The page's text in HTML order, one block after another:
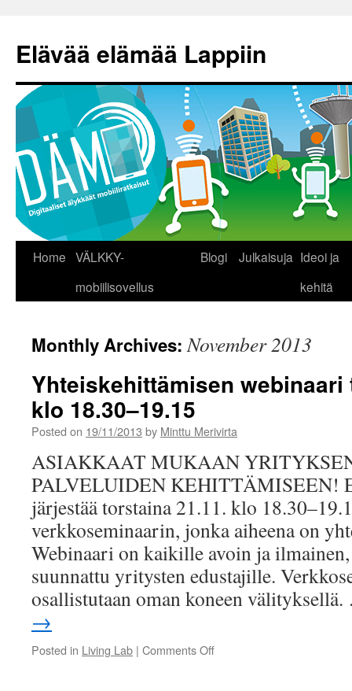
content
Elävää elämää Lappiin
Home VÄLKKY-
mobiilisovellus
Blogi Julkaisuja Ideoi ja
kehitä
Monthly Archives:November 2013
Yhteiskehittämisen webinaari
klo 18.30–19.15
Posted on 19/11/2013 by Minttu Merivirta
ASIAKKAAT MUKAAN
PALVELUIDEN KEHITTÄMISEEN!
järjestää torstaina 21.11. klo
verkkoseminaarin, jonka aiheena on
Webinaari on kaikille avoin ja ilmainen,
suunnattu yritysten edustajille.
osallistutaan oman koneen
→
Posted in Living Lab | Comments Offon